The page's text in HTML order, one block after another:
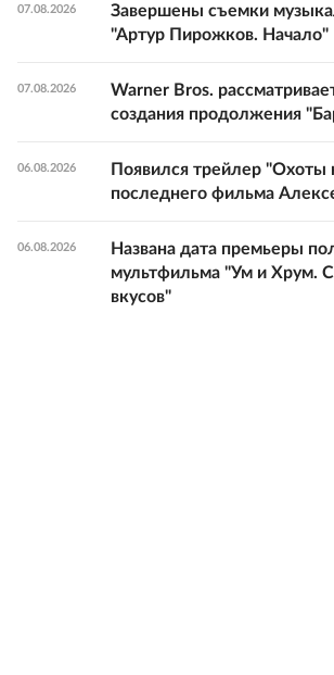
07.08.2026
Завершены съемки
"Артур Пирожков. Начало"
07.08.2026
Warner Bros.
создания продолжения
06.08.2026
Появился трейлер "Охоты
последнего фильма
06.08.2026
Названа дата премьеры
мультфильма "Ум и Хрум.
вкусов"